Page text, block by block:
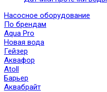
Насосное оборудование
По брендам
Aqua Pro
Новая вода
Гейзер
Аквафор
Atoll
Барьер
Аквабрайт